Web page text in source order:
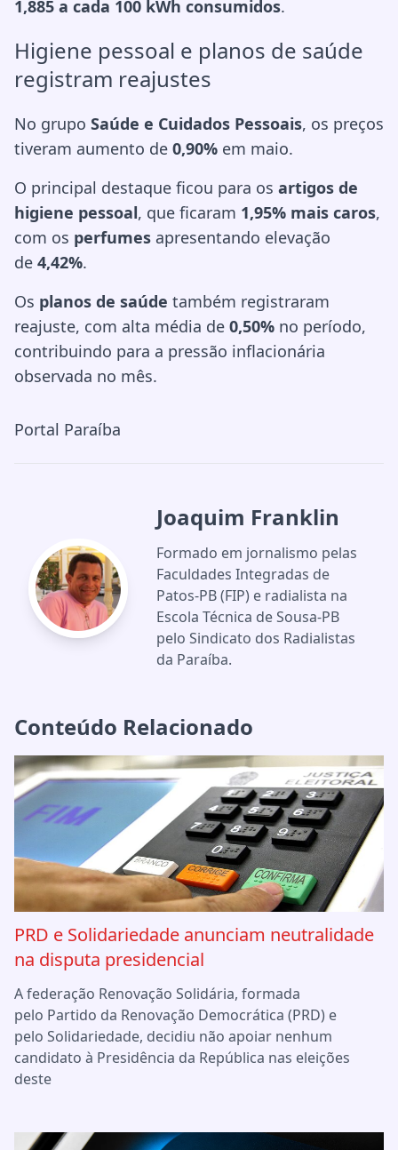
1,885 a cada 100 kWh consumidos.
Higiene pessoal e planos de saúde
registram reajustes
No grupo Saúde e Cuidados Pessoais, os preços
tiveram aumento de 0,90% em maio.
O principal destaque ficou para os artigos de
higiene pessoal, que ficaram 1,95% mais caros,
com os perfumes apresentando elevação
de 4,42%.
Os planos de saúde também registraram
reajuste, com alta média de 0,50% no período,
contribuindo para a pressão inflacionária
observada no mês.
Portal Paraíba
Joaquim Franklin
Formado em jornalismo pelas
Faculdades Integradas de
Patos-PB (FIP) e radialista na
Escola Técnica de Sousa-PB
pelo Sindicato dos Radialistas
da Paraíba.
Conteúdo Relacionado
PRD e Solidariedade anunciam neutralidade
na disputa presidencial
A federação Renovação Solidária, formada
pelo Partido da Renovação Democrática (PRD) e
pelo Solidariedade, decidiu não apoiar nenhum
candidato à Presidência da República nas eleições
deste